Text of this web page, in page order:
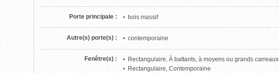
Porte principale : bois massif
Autre(s) porte(s) : contemporaine
Fenêtre(s) :
Rectangulaire, À battants, à moyens ou grands carreaux
Rectangulaire, Contemporaine